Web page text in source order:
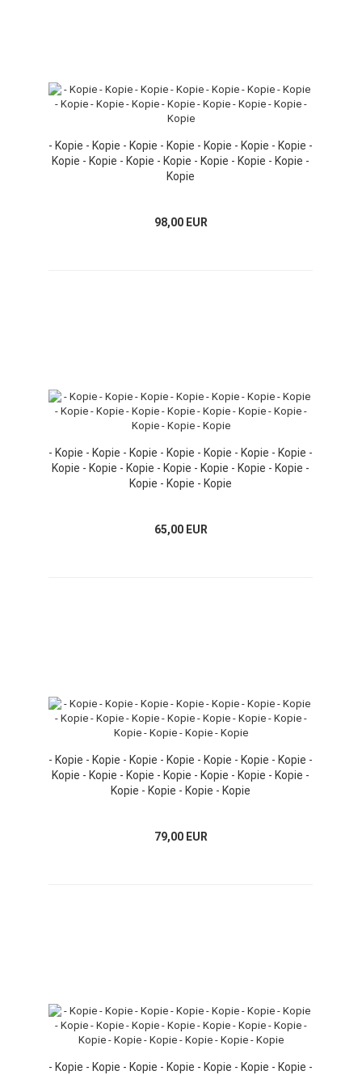
- Kopie - Kopie - Kopie - Kopie - Kopie - Kopie - Kopie -
Kopie - Kopie - Kopie - Kopie - Kopie - Kopie - Kopie -
Kopie
98,00 EUR
- Kopie - Kopie - Kopie - Kopie - Kopie - Kopie - Kopie -
Kopie - Kopie - Kopie - Kopie - Kopie - Kopie - Kopie -
Kopie - Kopie - Kopie
65,00 EUR
- Kopie - Kopie - Kopie - Kopie - Kopie - Kopie - Kopie -
Kopie - Kopie - Kopie - Kopie - Kopie - Kopie - Kopie -
Kopie - Kopie - Kopie - Kopie
79,00 EUR
- Kopie - Kopie - Kopie - Kopie - Kopie - Kopie - Kopie -